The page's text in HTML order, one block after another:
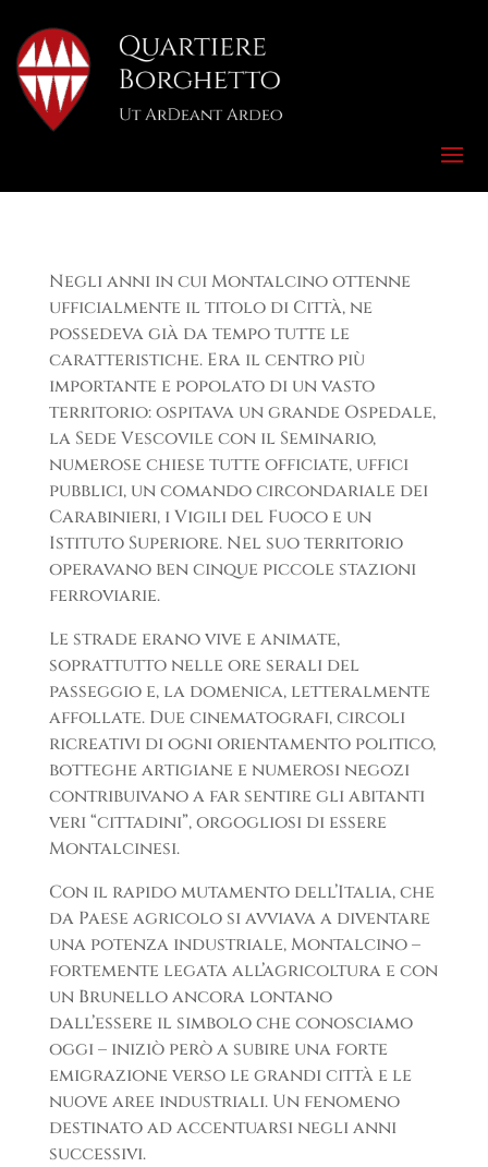
Negli anni in cui Montalcino ottenne
ufficialmente il titolo di Città, ne
possedeva già da tempo tutte le
caratteristiche. Era il centro più
importante e popolato di un vasto
territorio: ospitava un grande Ospedale,
la Sede Vescovile con il Seminario,
numerose chiese tutte officiate, uffici
pubblici, un comando circondariale dei
Carabinieri, i Vigili del Fuoco e un
Istituto Superiore. Nel suo territorio
operavano ben cinque piccole stazioni
ferroviarie.
Le strade erano vive e animate,
soprattutto nelle ore serali del
passeggio e, la domenica, letteralmente
affollate. Due cinematografi, circoli
ricreativi di ogni orientamento politico,
botteghe artigiane e numerosi negozi
contribuivano a far sentire gli abitanti
veri “cittadini”, orgogliosi di essere
Montalcinesi.
Con il rapido mutamento dell’Italia, che
da Paese agricolo si avviava a diventare
una potenza industriale, Montalcino –
fortemente legata all’agricoltura e con
un Brunello ancora lontano
dall’essere il simbolo che conosciamo
oggi – iniziò però a subire una forte
emigrazione verso le grandi città e le
nuove aree industriali. Un fenomeno
destinato ad accentuarsi negli anni
successivi.